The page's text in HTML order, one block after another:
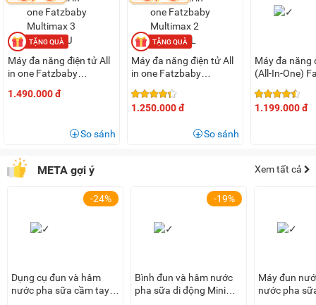
Máy đa năng điện tử All
in one Fatzbaby
1.490.000 đ
So sánh
Máy đa năng điện tử All
in one Fatzbaby
1.250.000 đ
So sánh
Máy đa năng
(All-In-One)
1.199.000 đ
META gợi ý Xem tất cả
-24%
Dụng cụ đun và hâm
nước pha sữa cầm tay
-19%
Bình đun và hâm nước
pha sữa di động Mini
Máy đun
nước pha